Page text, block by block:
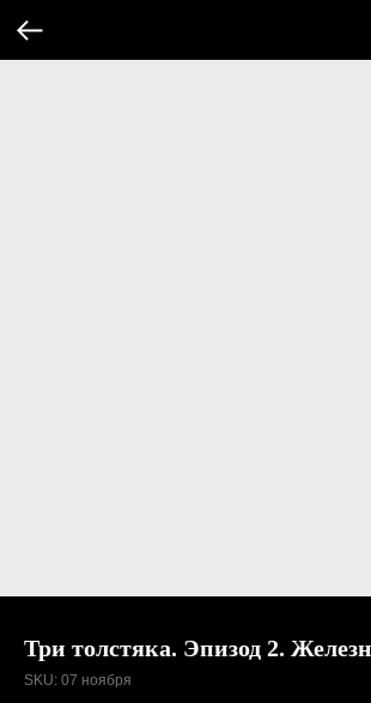
Три толстяка. Эпизод 2.
SKU: 07 ноября